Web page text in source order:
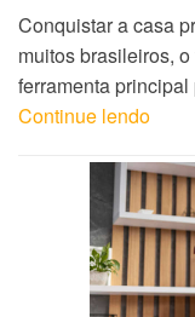
Conquistar a casa
muitos brasileiros,
ferramenta
Continue lendo